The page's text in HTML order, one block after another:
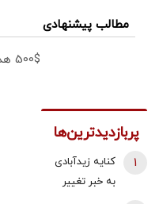
مطالب پیشنهادی
500$ هدیه به کاربران جدید،ثبت نام کن
پربازدیدترین‌ها
کنایه زیدآبادی
به خبر تغییر
1